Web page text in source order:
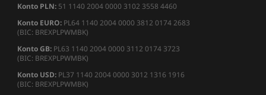
Konto PLN: 51 1140 2004 0000 3102 3558 4460
Konto EURO: PL64 1140 2004 0000 3812 0174 2683
(BIC: BREXPLPWMBK)
Konto GB: PL63 1140 2004 0000 3112 0174 3723
(BIC: BREXPLPWMBK)
Konto USD: PL37 1140 2004 0000 3012 1316 1916
(BIC: BREXPLPWMBK)